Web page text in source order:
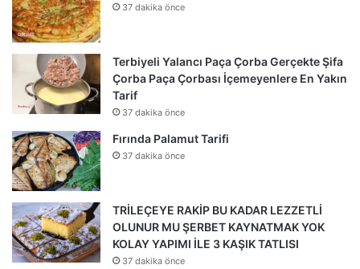
37 dakika önce
Terbiyeli Yalancı Paça Çorba Gerçekte Şifa
Çorba Paça Çorbası İçemeyenlere En Yakın
Tarif
37 dakika önce
Fırında Palamut Tarifi
37 dakika önce
TRİLEÇEYE RAKİP BU KADAR LEZZETLİ
OLUNUR MU ŞERBET KAYNATMAK YOK
KOLAY YAPIMI İLE 3 KAŞIK TATLISI
37 dakika önce